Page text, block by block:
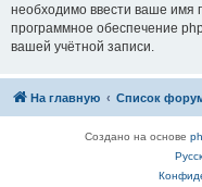
необходимо ввести ваше имя
программное обеспечение
вашей учётной записи.
На главную Список
Создано на основе